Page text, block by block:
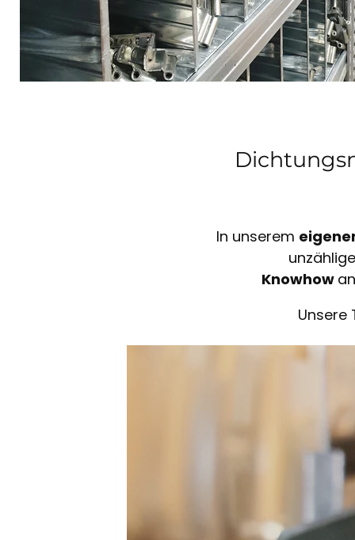
In unserem
unzählige
Knowhow
Unsere